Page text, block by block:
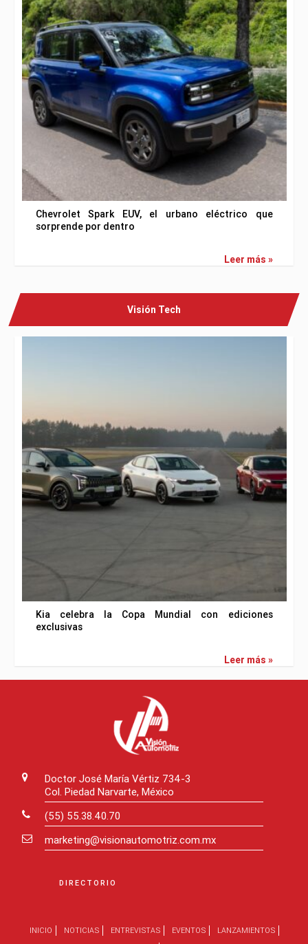
Chevrolet Spark EUV, el urbano eléctrico que
sorprende por dentro
Leer más »
Visión Tech
Kia celebra la Copa Mundial con ediciones
exclusivas
Leer más »
Doctor José María Vértiz 734-3
Col. Piedad Narvarte, México
(55) 55.38.40.70
marketing@visionautomotriz.com.mx
DIRECTORIO
INICIO NOTICIAS ENTREVISTAS EVENTOS
LANZAMIENTOS